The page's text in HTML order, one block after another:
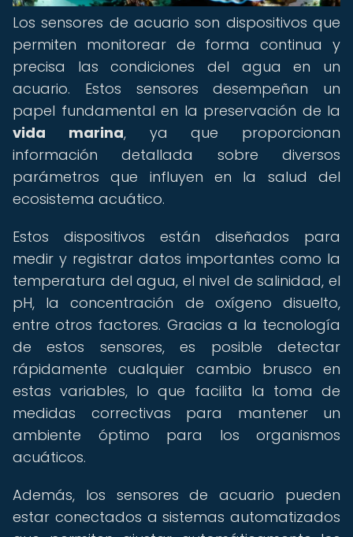
Los sensores de acuario son dispositivos que
permiten monitorear de forma continua y
precisa las condiciones del agua en un
acuario. Estos sensores desempeñan un
papel fundamental en la preservación de la
vida marina, ya que proporcionan
información detallada sobre diversos
parámetros que influyen en la salud del
ecosistema acuático.
Estos dispositivos están diseñados para
medir y registrar datos importantes como la
temperatura del agua, el nivel de salinidad, el
pH, la concentración de oxígeno disuelto,
entre otros factores. Gracias a la tecnología
de estos sensores, es posible detectar
rápidamente cualquier cambio brusco en
estas variables, lo que facilita la toma de
medidas correctivas para mantener un
ambiente óptimo para los organismos
acuáticos.
Además, los sensores de acuario pueden
estar conectados a sistemas automatizados